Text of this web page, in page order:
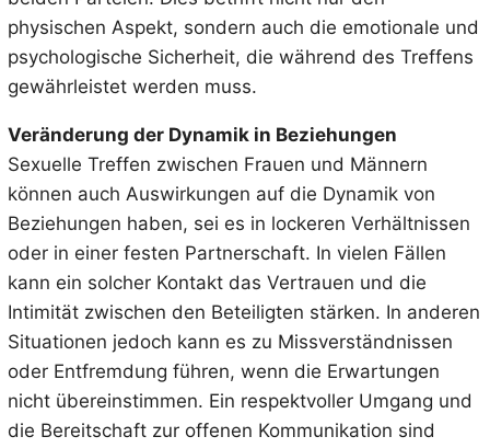
physischen Aspekt, sondern auch die emotionale und
psychologische Sicherheit, die während des Treffens
gewährleistet werden muss.
Veränderung der Dynamik in Beziehungen
Sexuelle Treffen zwischen Frauen und Männern
können auch Auswirkungen auf die Dynamik von
Beziehungen haben, sei es in lockeren Verhältnissen
oder in einer festen Partnerschaft. In vielen Fällen
kann ein solcher Kontakt das Vertrauen und die
Intimität zwischen den Beteiligten stärken. In anderen
Situationen jedoch kann es zu Missverständnissen
oder Entfremdung führen, wenn die Erwartungen
nicht übereinstimmen. Ein respektvoller Umgang und
die Bereitschaft zur offenen Kommunikation sind